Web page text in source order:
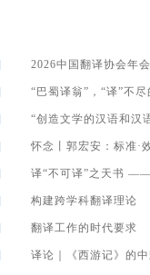
2026中国翻译协会年
“巴蜀译翁”，“译”不
“创造文学的汉语和汉
怀念丨郭宏安：标准·
译“不可译”之天书
构建跨学科翻译理论
翻译工作的时代要求
译论｜《西游记》的